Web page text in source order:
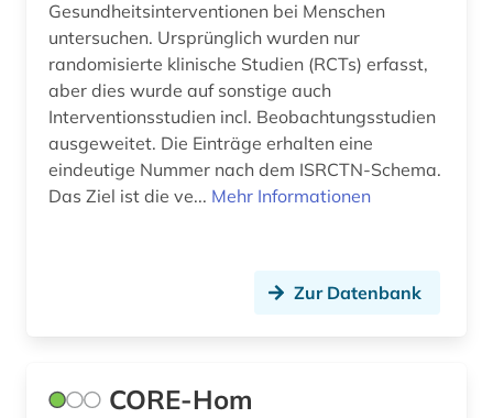
Werkstoffwissenschaften und
Fertigungstechnik (0)
Wirtschaftswissenschaften (0)
Wissenschaftskunde, Forschung, Hochschul-,
Museumswesen (0)
Gesundheitsinterventionen bei Menschen
untersuchen. Ursprünglich wurden nur
randomisierte klinische Studien (RCTs) erfasst,
aber dies wurde auf sonstige auch
Interventionsstudien incl. Beobachtungsstudien
ausgeweitet. Die Einträge erhalten eine
eindeutige Nummer nach dem ISRCTN-Schema.
Das Ziel ist die ve... Mehr Informationen
Zur Datenbank
CORE-Hom